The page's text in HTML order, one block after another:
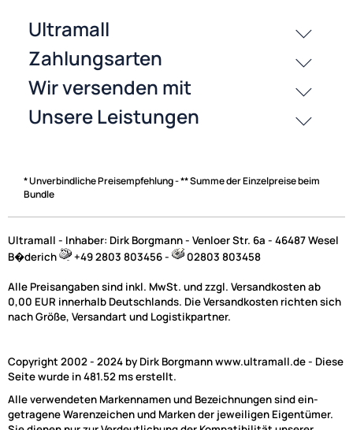
Zahlungsarten
* Unverbindliche Preisempfehlung - ** Summe der Einzelpreise beim
Bundle
Ultramall - Inhaber: Dirk Borgmann - Venloer Str. 6a - 46487 Wesel
B�derich
+49 2803 803456 - 02803 803458
Alle Preisangaben sind inkl. MwSt. und zzgl. Versandkosten ab
0,00 EUR innerhalb Deutschlands. Die Versandkosten richten sich
nach Größe, Versandart und Logistikpartner.
Copyright 2002 - 2024 by Dirk Borgmann www.ultramall.de - Diese
Seite wurde in 481.52 ms erstellt.
Alle verwendeten Markennamen und Bezeichnungen sind ein-
getragene Warenzeichen und Marken der jeweiligen Eigentümer.